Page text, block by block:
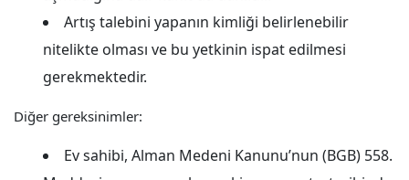
Artış talebini yapanın kimliği belirlenebilir
nitelikte olması ve bu yetkinin ispat edilmesi
gerekmektedir.
Diğer gereksinimler:
Ev sahibi, Alman Medeni Kanunu’nun (BGB) 558.